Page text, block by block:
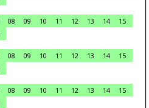
08 09 10 11 12 13 14
15
08 09 10 11 12 13 14
15
08 09 10 11 12 13 14
15